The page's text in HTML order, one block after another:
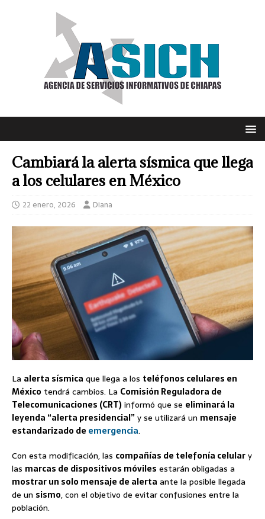
Cambiará la alerta sísmica que llega
a los celulares en México
22 enero, 2026 Diana
La alerta sísmica que llega a los teléfonos celulares en
México tendrá cambios. La Comisión Reguladora de
Telecomunicaciones (CRT) informó que se eliminará la
leyenda “alerta presidencial”y se utilizará un mensaje
estandarizado de emergencia.
Con esta modificación, las compañías de telefonía celulary
las marcas de dispositivos móviles estarán obligadas a
mostrar un solo mensaje de alerta ante la posible llegada
de un sismo, con el objetivo de evitar confusiones entre la
población.